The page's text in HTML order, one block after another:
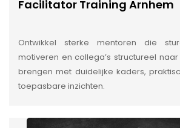
Facilitator Training Arnhem
Ontwikkel sterke mentoren die
motiveren en collega’s structureel
brengen met duidelijke kaders,
toepasbare inzichten.